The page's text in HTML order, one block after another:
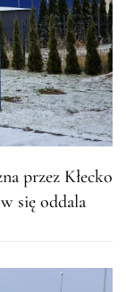
przez Kłecko
się oddala